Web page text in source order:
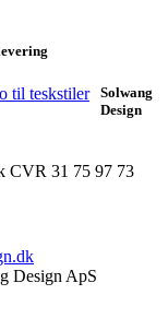
Solwang
Design
CVR 31 75 97 73
Design ApS